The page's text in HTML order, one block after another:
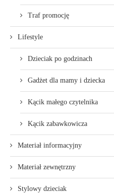
Traf promocję
Lifestyle
Dzieciak po godzinach
Gadżet dla mamy i dziecka
Kącik małego czytelnika
Kącik zabawkowicza
Materiał informacyjny
Materiał zewnętrzny
Stylowy dzieciak